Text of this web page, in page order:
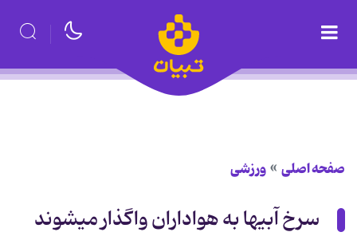
صفحه اصلی ورزشی
سرخ‎ آبیها به‎ هواداران‎ واگذار می‎شوند